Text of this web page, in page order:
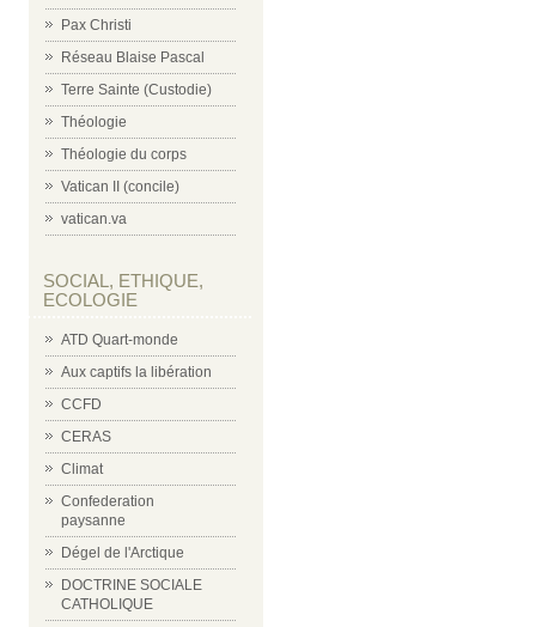
Pax Christi
Réseau Blaise Pascal
Terre Sainte (Custodie)
Théologie
Théologie du corps
Vatican II (concile)
vatican.va
SOCIAL, ETHIQUE,
ECOLOGIE
ATD Quart-monde
Aux captifs la libération
CCFD
CERAS
Climat
Confederation
paysanne
Dégel de l'Arctique
DOCTRINE SOCIALE
CATHOLIQUE